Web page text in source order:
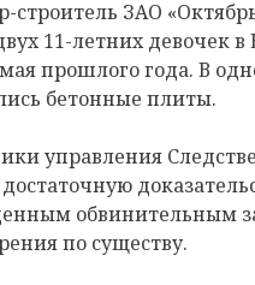
строитель ЗАО
11-летних девочек
прошлого года. В
бетонные плиты.
управления
обвинительным
по существу.